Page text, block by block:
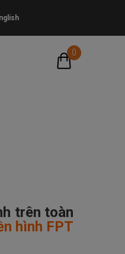
0
trên toàn
hình FPT